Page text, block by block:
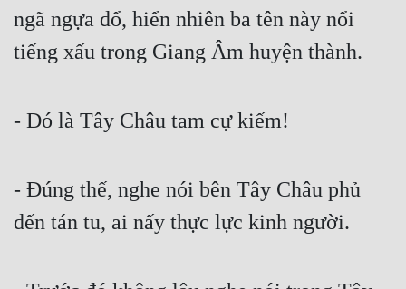
Truyện Nữ
Vô Địch Lưu
ngã ngựa đổ, hiển nhiên ba tên này nổi
tiếng xấu trong Giang Âm huyện thành.
- Đó là Tây Châu tam cự kiếm!
- Đúng thế, nghe nói bên Tây Châu phủ
đến tán tu, ai nấy thực lực kinh người.